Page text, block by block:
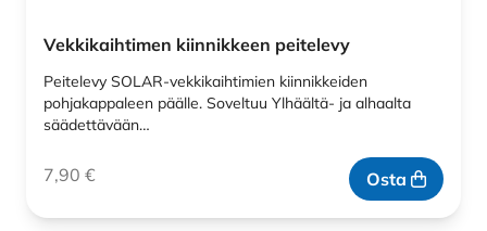
Vekkikaihtimen kiinnikkeen peitelevy
Peitelevy SOLAR-vekkikaihtimien kiinnikkeiden
pohjakappaleen päälle. Soveltuu Ylhäältä- ja alhaalta
säädettävään…
7,90 € Osta